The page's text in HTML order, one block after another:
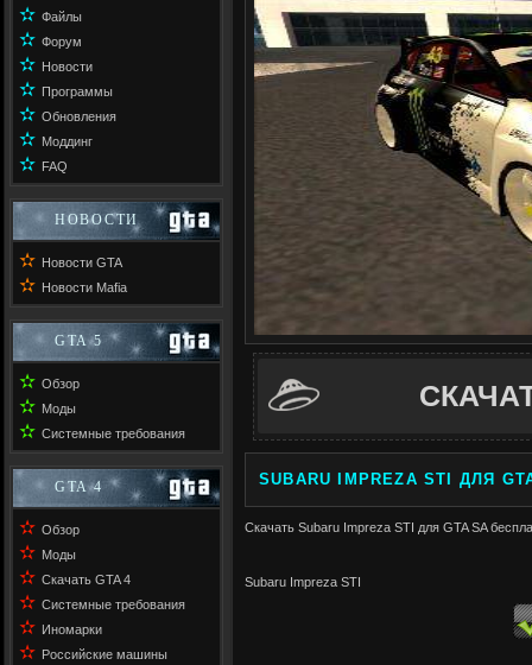
✫ Файлы
✫ Форум
✫ Новости
✫ Программы
✫ Обновления
✫ Моддинг
✫ FAQ
НОВОСТИ
✫ Новости GTA
✫ Новости Mafia
GTA 5
✫ Обзор
✫ Моды
✫ Системные требования
GTA 4
✫ Обзор
✫ Моды
✫ Скачать GTA 4
✫ Системные требования
✫ Иномарки
✫ Российские машины
SUBARU IMPREZA STI ДЛЯ
Скачать Subaru Impreza STI для GTA SA
Subaru Impreza STI